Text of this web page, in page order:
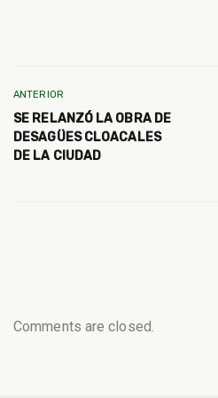
ANTERIOR
SE RELANZÓ LA OBRA DE
DESAGÜES CLOACALES
DE LA CIUDAD
Comments are closed.